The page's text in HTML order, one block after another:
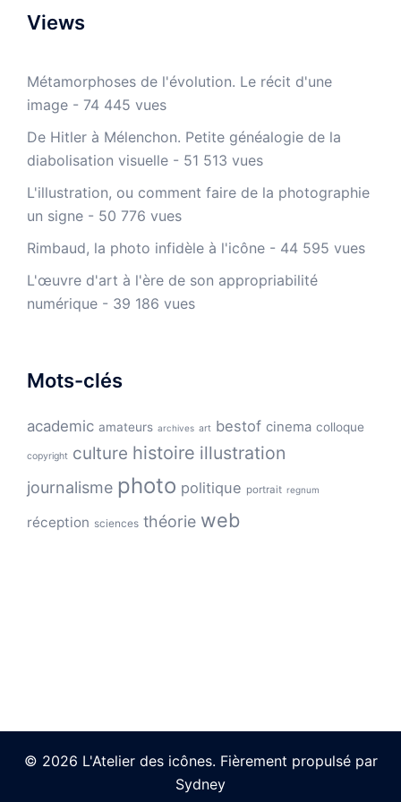
Views
Métamorphoses de l'évolution. Le récit d'une
image - 74 445 vues
De Hitler à Mélenchon. Petite généalogie de la
diabolisation visuelle - 51 513 vues
L'illustration, ou comment faire de la photographie
un signe - 50 776 vues
Rimbaud, la photo infidèle à l'icône - 44 595 vues
L'œuvre d'art à l'ère de son appropriabilité
numérique - 39 186 vues
Mots-clés
academic amateurs archives art bestof cinema colloque
copyright culture histoire illustration
journalisme photo politique portrait regnum
réception sciences théorie web
© 2026 L'Atelier des icônes. Fièrement propulsé par
Sydney